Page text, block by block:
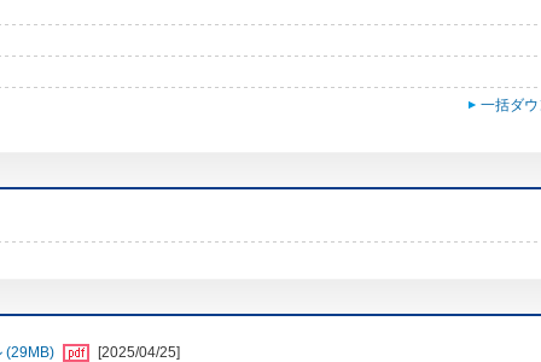
一括ダ
(29MB)
[2025/04/25]